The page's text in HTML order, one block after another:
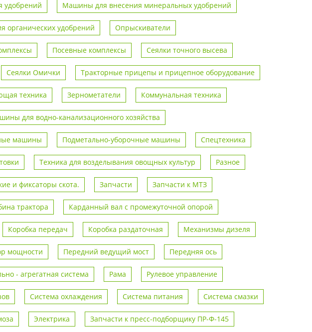
удобрений Машины для внесения минеральных удобрений
органических удобрений Опрыскиватели
Посевные комплексы Сеялки точного высева
Сеялки Омички Тракторные прицепы и прицепное оборудование
техника Зернометатели Коммунальная техника
для водно-канализационного хозяйства
машины Подметально-уборочные машины Спецтехника
Техника для возделывания овощных культур Разное
и фиксаторы скота. Запчасти Запчасти к МТЗ
трактора Карданный вал с промежуточной опорой
Коробка передач Коробка раздаточная Механизмы дизеля
мощности Передний ведущий мост Передняя ось
- агрегатная система Рама Рулевое управление
Система охлаждения Система питания Система смазки
Электрика Запчасти к пресс-подборщику ПР-Ф-145